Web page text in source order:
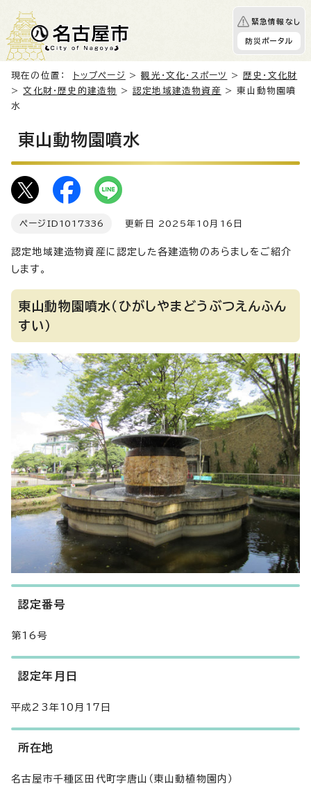
緊急情報なし
防災ポータル
現在の位置： トップページ >観光・文化・スポーツ >歴史・文化財
>文化財・歴史的建造物 >認定地域建造物資産
> 東山動物園噴
水
東山動物園噴水
ページID 1017336 更新日 2025年10月16日
認定地域建造物資産に認定した各建造物のあらましをご紹介
します。
東山動物園噴水（ひがしやまどうぶつえんふん
すい）
認定番号
第16号
認定年月日
平成23年10月17日
所在地
名古屋市千種区田代町字唐山（東山動植物園内）